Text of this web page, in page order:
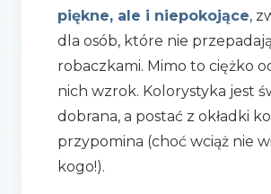
piękne, ale i niepokojące,
dla osób, które nie
robaczkami. Mimo to ciężko
nich wzrok. Kolorystyka jest
dobrana, a postać z okładki
przypomina (choć wciąż nie
kogo!).